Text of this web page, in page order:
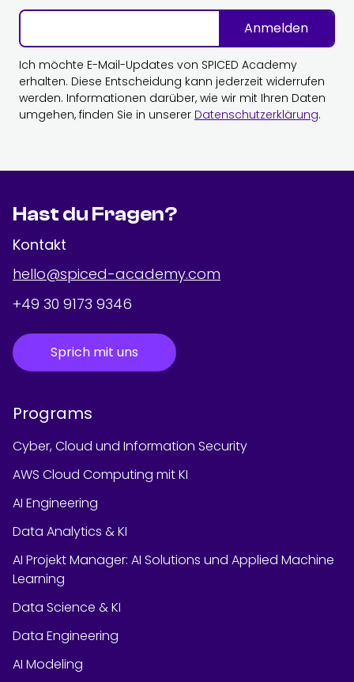
Anmelden
Ich möchte E-Mail-Updates von SPICED Academy
erhalten. Diese Entscheidung kann jederzeit widerrufen
werden. Informationen darüber, wie wir mit Ihren Daten
umgehen, finden Sie in unserer Datenschutzerklärung.
Hast du Fragen?
Kontakt
hello@spiced-academy.com
+49 30 9173 9346
Sprich mit uns
Programs
Cyber, Cloud und Information Security
AWS Cloud Computing mit KI
AI Engineering
Data Analytics & KI
AI Projekt Manager: AI Solutions und Applied Machine
Learning
Data Science & KI
Data Engineering
AI Modeling